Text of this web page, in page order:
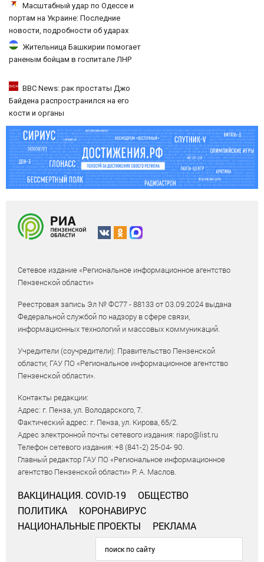
Масштабный удар по Одессе и
портам на Украине: Последние
новости, подробности об ударах
России 9 августа 2026 года
Жительница Башкирии помогает
раненым бойцам в госпитале ЛНР
BBC News: рак простаты Джо
Байдена распространился на его
кости и органы
Сетевое издание «Региональное информационное агентство
Пензенской области»
Реестровая запись Эл № ФС77 - 88133 от 03.09.2024 выдана
Федеральной службой по надзору в сфере связи,
информационных технологий и массовых коммуникаций.
Учредители (соучредители): Правительство Пензенской
области; ГАУ ПО «Региональное информационное агентство
Пензенской области».
Контакты редакции:
Адрес: г. Пенза, ул. Володарского, 7.
Фактический адрес: г. Пенза, ул. Кирова, 65/2.
Адрес электронной почты сетевого издания: riapo@list.ru
Телефон сетевого издания: +8 (841-2) 25-04- 90.
Главный редактор ГАУ ПО «Региональное информационное
агентство Пензенской области» Р. А. Маслов.
ВАКЦИНАЦИЯ. COVID-19
ОБЩЕСТВО
ПОЛИТИКА
КОРОНАВИРУС
НАЦИОНАЛЬНЫЕ ПРОЕКТЫ
РЕКЛАМА